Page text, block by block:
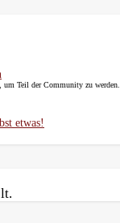
um Teil der Community zu werden.
etwas!